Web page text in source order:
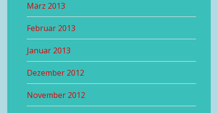
März 2013
Februar 2013
Januar 2013
Dezember 2012
November 2012